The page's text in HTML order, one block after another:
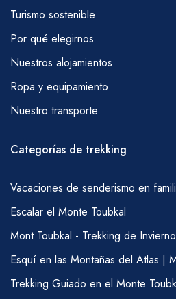
Oussem. Necesitarás
contigo, pero tus mulas
Por favor, discute con
de agua de manera
COMIDAS
mantequilla,
fresca, queso,
enlatado y sardinas,
(también se pueden
papas y arroz).
Cena – sopa, Tajine
verduras), espaguetis,
Turismo sostenible
Por qué elegirnos
Nuestros alojamientos
Ropa y equipamiento
Nuestro transporte
Categorías de trekking
Vacaciones de senderismo en
Escalar el Monte Toubkal
Mont Toubkal - Trekking de Invierno
Esquí en las Montañas del Atlas |
Trekking Guiado en el Monte